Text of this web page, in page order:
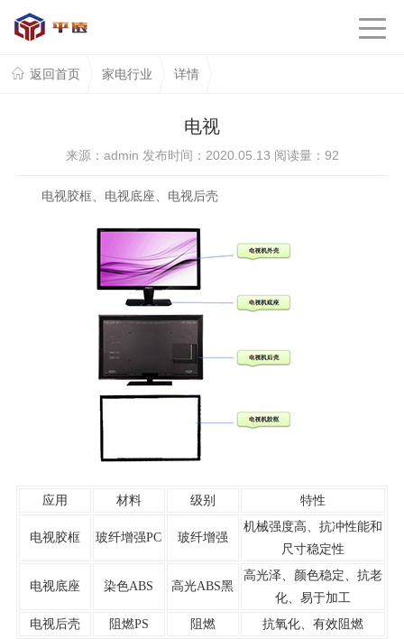
返回首页 家电行业 详情
电视
来源：admin 发布时间：2020.05.13 阅读量： 92
电视胶框、电视底座、电视后壳
应用 材料 级别 特性
电视胶框 玻纤增强PC 玻纤增强
机械强度高、抗冲性能和
尺寸稳定性
电视底座 染色ABS 高光ABS黑
高光泽、颜色稳定、抗老
化、易于加工
电视后壳
阻燃PS 阻燃 抗氧化、有效阻燃